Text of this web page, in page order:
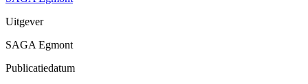
Uitgever
SAGA Egmont
Publicatiedatum